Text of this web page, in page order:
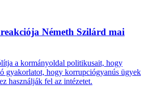
Németh Szilárd mai
a kormányoldal politikusait, hogy
gyakorlatot, hogy korrupciógyanús ügyek
használják fel az intézetet.